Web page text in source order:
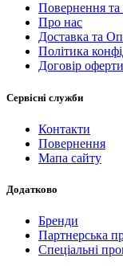
Повернення та
Про нас
Доставка та
Політика
Договір оферти
Сервісні служби
Контакти
Повернення
Мапа сайту
Додатково
Бренди
Партнерська
Спеціальні